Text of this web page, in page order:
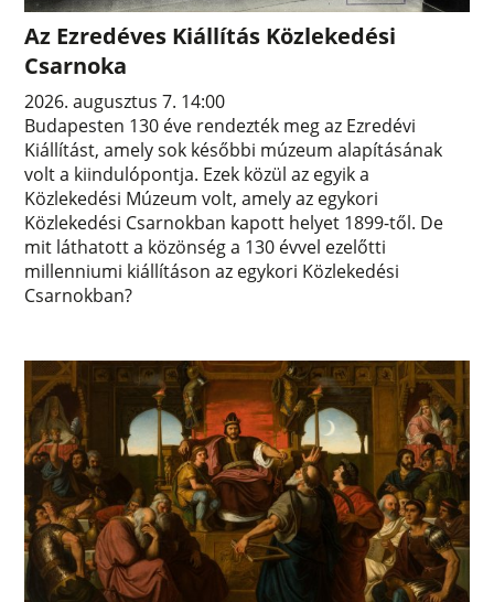
Az Ezredéves Kiállítás Közlekedési
Csarnoka
2026. augusztus 7. 14:00
Budapesten 130 éve rendezték meg az Ezredévi
Kiállítást, amely sok későbbi múzeum alapításának
volt a kiindulópontja. Ezek közül az egyik a
Közlekedési Múzeum volt, amely az egykori
Közlekedési Csarnokban kapott helyet 1899-től. De
mit láthatott a közönség a 130 évvel ezelőtti
millenniumi kiállításon az egykori Közlekedési
Csarnokban?